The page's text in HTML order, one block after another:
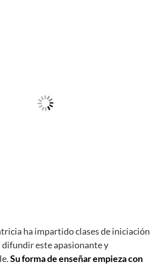
ha impartido clases de iniciación
difundir este apasionante y
Su forma de enseñar empieza con